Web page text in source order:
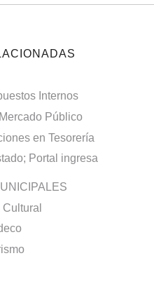
Internos
Público
en Tesorería
Portal ingresa